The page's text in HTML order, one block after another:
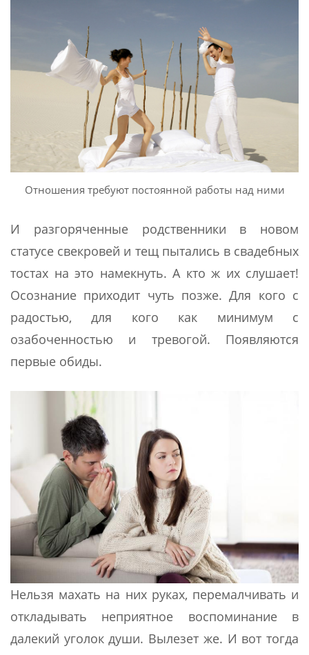
Отношения требуют постоянной работы над ними
И разгоряченные родственники в новом
статусе свекровей и тещ пытались в свадебных
тостах на это намекнуть. А кто ж их слушает!
Осознание приходит чуть позже. Для кого с
радостью, для кого как минимум с
озабоченностью и тревогой. Появляются
первые обиды.
Нельзя махать на них руках, перемалчивать и
откладывать неприятное воспоминание в
далекий уголок души. Вылезет же. И вот тогда